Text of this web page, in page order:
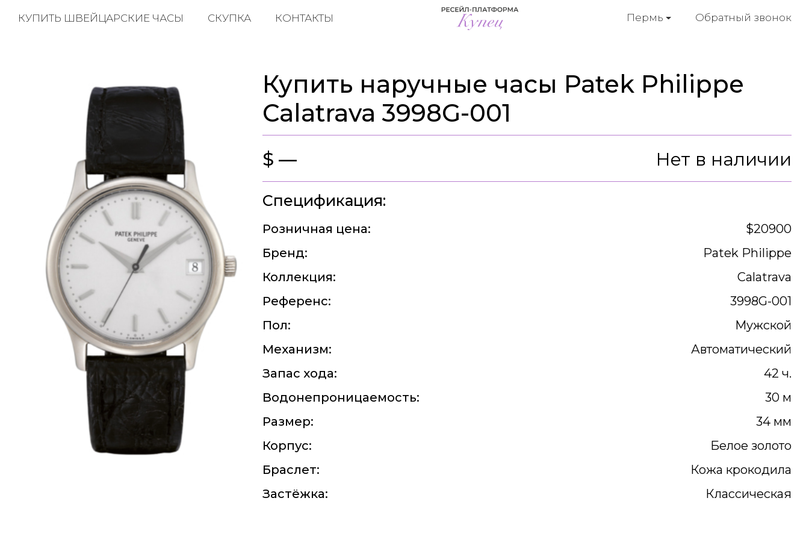
Пермь Обратный звонок
КУПИТЬ ШВЕЙЦАРСКИЕ ЧАСЫ СКУПКА КОНТАКТЫ
Купить наручные часы Patek Philippe
Calatrava 3998G-001
$ — Нет в наличии
Спецификация:
Розничная цена:
$20900
Бренд:
Patek Philippe
Коллекция:
Calatrava
Референс:
3998G-001
Пол:
Мужской
Механизм:
Автоматический
Запас хода:
42 ч.
Водонепроницаемость:
30 м
Размер:
34 мм
Корпус:
Белое золото
Браслет:
Кожа крокодила
Застёжка:
Классическая